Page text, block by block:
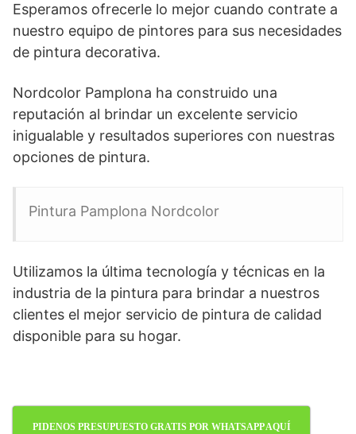
Esperamos ofrecerle lo mejor cuando contrate a
nuestro equipo de pintores para sus necesidades
de pintura decorativa.
Nordcolor Pamplona ha construido una
reputación al brindar un excelente servicio
inigualable y resultados superiores con nuestras
opciones de pintura.
Pintura Pamplona Nordcolor
Utilizamos la última tecnología y técnicas en la
industria de la pintura para brindar a nuestros
clientes el mejor servicio de pintura de calidad
disponible para su hogar.
PIDENOS PRESUPUESTO GRATIS POR WHATSAPP AQUÍ